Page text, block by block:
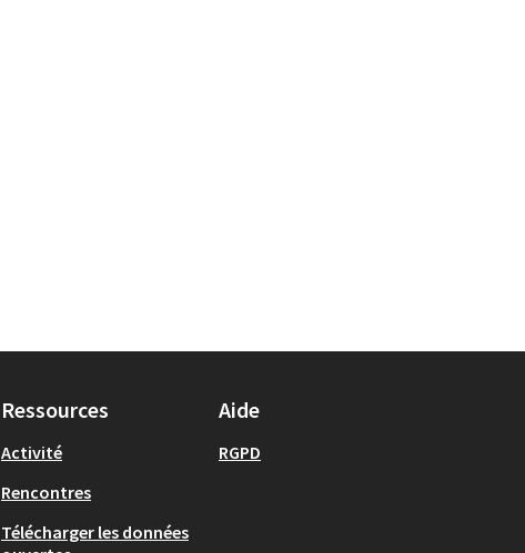
Ressources
Activité
Rencontres
Télécharger les données
Aide
RGPD